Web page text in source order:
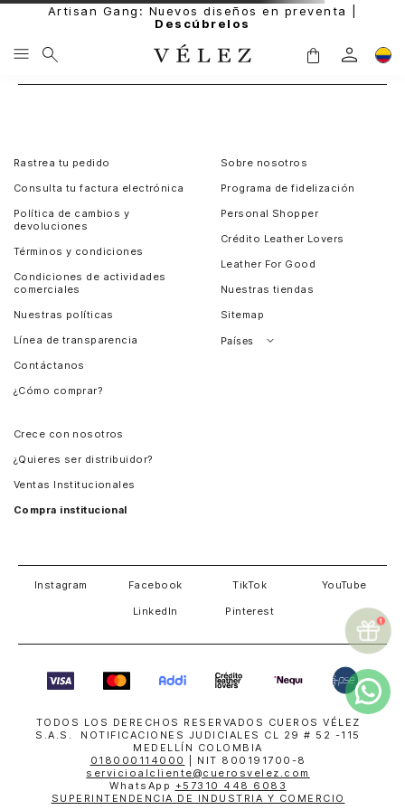
Artisan Gang: Nuevos diseños en preventa |
Descúbrelos
Rastrea tu pedido
Consulta tu factura electrónica
Política de cambios y
devoluciones
Términos y condiciones
Condiciones de actividades
comerciales
Nuestras políticas
Línea de transparencia
Contáctanos
¿Cómo comprar?
Sobre nosotros
Programa de fidelización
Personal Shopper
Crédito Leather Lovers
Leather For Good
Nuestras tiendas
Sitemap
Países
Crece con nosotros
¿Quieres ser distribuidor?
Ventas Institucionales
Compra institucional
Instagram Facebook TikTok YouTube
LinkedIn Pinterest
TODOS LOS DERECHOS RESERVADOS CUEROS VÉLEZ
S.A.S. NOTIFICACIONES JUDICIALES CL 29 # 52 -115
MEDELLÍN COLOMBIA
018000114000
| NIT 800191700-8
servicioalcliente@cuerosvelez.com
WhatsApp +57310 448 6083
SUPERINTENDENCIA DE INDUSTRIA Y COMERCIO